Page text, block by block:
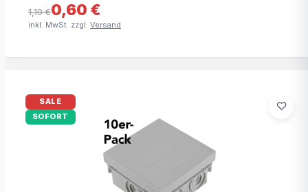
1,19 €0,60 €
inkl. MwSt. zzgl. Versand
SALE
SOFORT